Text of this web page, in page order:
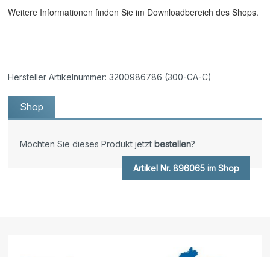
Weitere Informationen finden Sie im Downloadbereich des Shops.
Hersteller Artikelnummer: 3200986786 (300-CA-C)
Shop
Möchten Sie dieses Produkt jetzt bestellen?
Artikel Nr. 896065 im Shop